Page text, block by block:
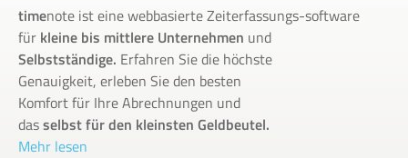
timenote ist eine webbasierte Zeiterfassungs-software
für kleine bis mittlere Unternehmen und
Selbstständige. Erfahren Sie die höchste
Genauigkeit, erleben Sie den besten
Komfort für Ihre Abrechnungen und
dasselbst für den kleinsten Geldbeutel.
Mehr lesen